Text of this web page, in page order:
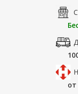
от